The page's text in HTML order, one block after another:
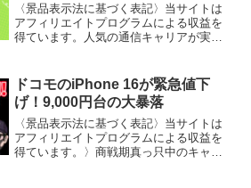
〈景品表示法に基づく表記〉当サイトは
アフィリエイトプログラムによる収益を
得ています。人気の通信キャリアが実施
を徹底解説。スマホの買い替えや2台目の
購入、iPhon...
ドコモのiPhone 16が緊急値下
げ！9,000円台の大暴落
〈景品表示法に基づく表記〉当サイトは
アフィリエイトプログラムによる収益を
得ています。〉商戦期真っ只中のキャリ